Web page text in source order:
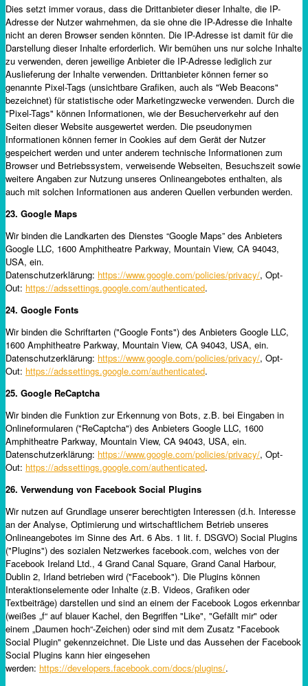
Dies setzt immer voraus, dass die Drittanbieter dieser Inhalte, die IP-
Adresse der Nutzer wahrnehmen, da sie ohne die IP-Adresse die Inhalte
nicht an deren Browser senden könnten. Die IP-Adresse ist damit für die
Darstellung dieser Inhalte erforderlich. Wir bemühen uns nur solche Inhalte
zu verwenden, deren jeweilige Anbieter die IP-Adresse lediglich zur
Auslieferung der Inhalte verwenden. Drittanbieter können ferner so
genannte Pixel-Tags (unsichtbare Grafiken, auch als "Web Beacons"
bezeichnet) für statistische oder Marketingzwecke verwenden. Durch die
"Pixel-Tags" können Informationen, wie der Besucherverkehr auf den
Seiten dieser Website ausgewertet werden. Die pseudonymen
Informationen können ferner in Cookies auf dem Gerät der Nutzer
gespeichert werden und unter anderem technische Informationen zum
Browser und Betriebssystem, verweisende Webseiten, Besuchszeit sowie
weitere Angaben zur Nutzung unseres Onlineangebotes enthalten, als
auch mit solchen Informationen aus anderen Quellen verbunden werden.
23. Google Maps
Wir binden die Landkarten des Dienstes “Google Maps” des Anbieters
Google LLC, 1600 Amphitheatre Parkway, Mountain View, CA 94043,
USA, ein.
Datenschutzerklärung: https://www.google.com/policies/privacy/, Opt-
Out: https://adssettings.google.com/authenticated.
24. Google Fonts
Wir binden die Schriftarten ("Google Fonts") des Anbieters Google LLC,
1600 Amphitheatre Parkway, Mountain View, CA 94043, USA, ein.
Datenschutzerklärung: https://www.google.com/policies/privacy/, Opt-
Out: https://adssettings.google.com/authenticated.
25. Google ReCaptcha
Wir binden die Funktion zur Erkennung von Bots, z.B. bei Eingaben in
Onlineformularen ("ReCaptcha") des Anbieters Google LLC, 1600
Amphitheatre Parkway, Mountain View, CA 94043, USA, ein.
Datenschutzerklärung: https://www.google.com/policies/privacy/, Opt-
Out: https://adssettings.google.com/authenticated.
26. Verwendung von Facebook Social Plugins
Wir nutzen auf Grundlage unserer berechtigten Interessen (d.h. Interesse
an der Analyse, Optimierung und wirtschaftlichem Betrieb unseres
Onlineangebotes im Sinne des Art. 6 Abs. 1 lit. f. DSGVO) Social Plugins
("Plugins") des sozialen Netzwerkes facebook.com, welches von der
Facebook Ireland Ltd., 4 Grand Canal Square, Grand Canal Harbour,
Dublin 2, Irland betrieben wird ("Facebook"). Die Plugins können
Interaktionselemente oder Inhalte (z.B. Videos, Grafiken oder
Textbeiträge) darstellen und sind an einem der Facebook Logos erkennbar
(weißes „f“ auf blauer Kachel, den Begriffen "Like", "Gefällt mir" oder
einem „Daumen hoch“-Zeichen) oder sind mit dem Zusatz "Facebook
Social Plugin" gekennzeichnet. Die Liste und das Aussehen der Facebook
Social Plugins kann hier eingesehen
werden: https://developers.facebook.com/docs/plugins/.